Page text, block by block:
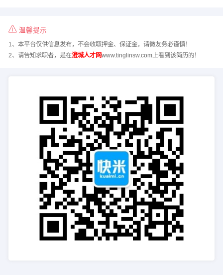
温馨提示
1、本平台仅供信息发布，不会收取押金、保证金，请微友务必谨慎！
2、请告知求职者，是在澄城人才网www.tinglinsw.com上看到该简历的！